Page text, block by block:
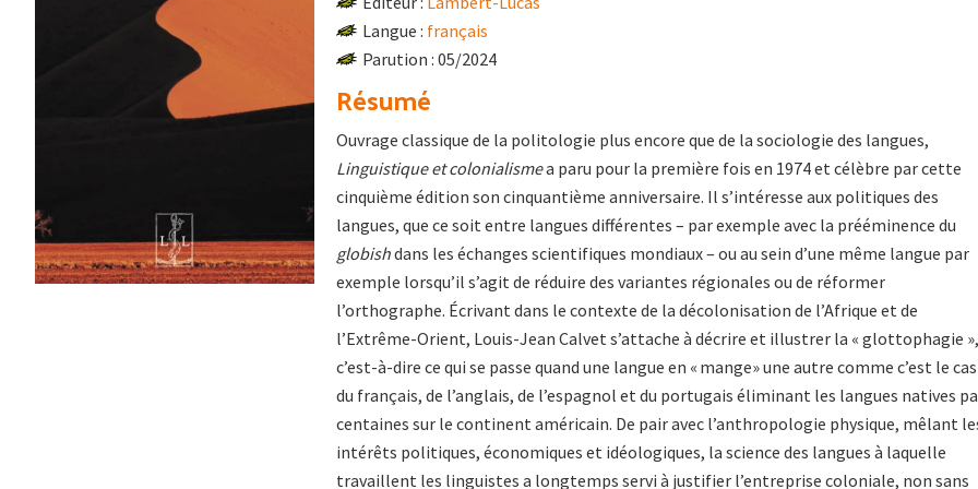
Langue : français
Parution : 05/2024
Résumé
Ouvrage classique de la politologie plus encore que de la sociologie des langues,
Linguistique et colonialismea paru pour la première fois en 1974 et célèbre par cette
cinquième édition son cinquantième anniversaire. Il s’intéresse aux politiques des
langues, que ce soit entre langues différentes – par exemple avec la prééminence du
globishdans les échanges scientifiques mondiaux – ou au sein d’une même langue par
exemple lorsqu’il s’agit de réduire des variantes régionales ou de réformer
l’orthographe. Écrivant dans le contexte de la décolonisation de l’Afrique et de
l’Extrême-Orient, Louis-Jean Calvet s’attache à décrire et illustrer la « glottophagie »,
c’est-à-dire ce qui se passe quand une langue en « mange» une autre comme c’est le cas
du français, de l’anglais, de l’espagnol et du portugais éliminant les langues natives
centaines sur le continent américain. De pair avec l’anthropologie physique, mêlant
intérêts politiques, économiques et idéologiques, la science des langues à laquelle
travaillent les linguistes a longtemps servi à justifier l’entreprise coloniale, non sans